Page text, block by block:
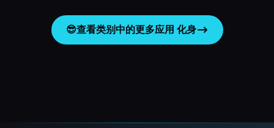
😎查看类别中的更多应用 化身